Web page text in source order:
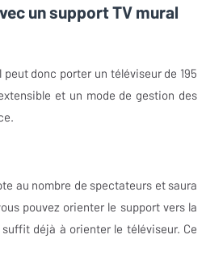
un support TV mural
donc porter un téléviseur de 195
et un mode de gestion des
au nombre de spectateurs et saura
pouvez orienter le support vers la
déjà à orienter le téléviseur. Ce